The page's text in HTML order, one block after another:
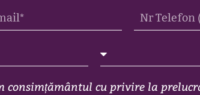
consimțământul cu privire la